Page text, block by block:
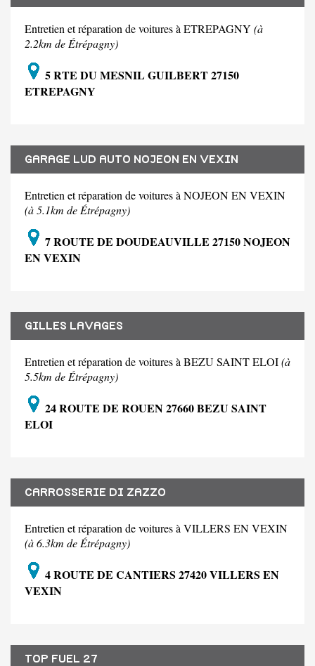
Entretien et réparation de voitures à ETREPAGNY (à
2.2km de Étrépagny)
5 RTE DU MESNIL GUILBERT 27150
ETREPAGNY
GARAGE LUD AUTO NOJEON EN VEXIN
Entretien et réparation de voitures à NOJEON EN VEXIN
(à 5.1km de Étrépagny)
7 ROUTE DE DOUDEAUVILLE 27150 NOJEON
EN VEXIN
GILLES LAVAGES
Entretien et réparation de voitures à BEZU SAINT ELOI(à
5.5km de Étrépagny)
24 ROUTE DE ROUEN 27660 BEZU SAINT
ELOI
CARROSSERIE DI ZAZZO
Entretien et réparation de voitures à VILLERS EN VEXIN
(à 6.3km de Étrépagny)
4 ROUTE DE CANTIERS 27420 VILLERS EN
VEXIN
TOP FUEL 27